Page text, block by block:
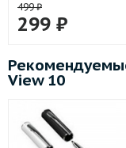
499₽
299 ₽
View 10